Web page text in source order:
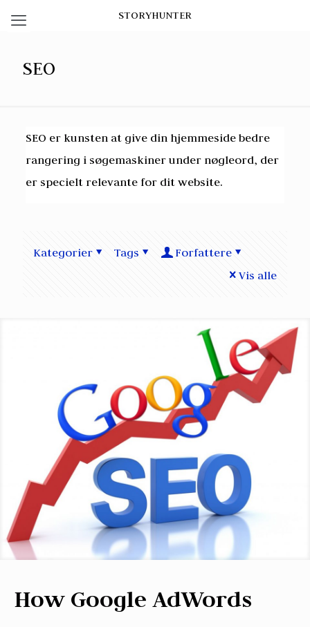
STORYHUNTER
SEO
SEO er kunsten at give din hjemmeside bedre
rangering i søgemaskiner under nøgleord, der
er specielt relevante for dit website.
Kategorier Tags
Forfattere
Vis alle
How Google AdWords